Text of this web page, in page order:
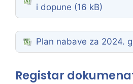
i dopune
Plan nabave za 2024.
Registar